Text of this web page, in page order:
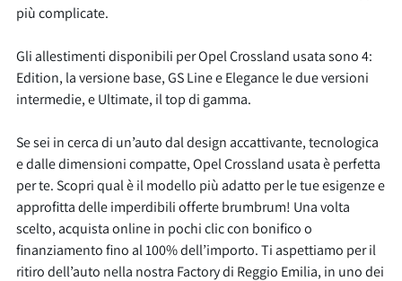
più complicate.
Gli allestimenti disponibili per Opel Crossland usata sono 4:
Edition, la versione base, GS Line e Elegance le due versioni
intermedie, e Ultimate, il top di gamma.
Se sei in cerca di un’auto dal design accattivante, tecnologica
e dalle dimensioni compatte, Opel Crossland usata è perfetta
per te. Scopri qual è il modello più adatto per le tue esigenze e
approfitta delle imperdibili offerte brumbrum! Una volta
scelto, acquista online in pochi clic con bonifico o
finanziamento fino al 100% dell’importo. Ti aspettiamo per il
ritiro dell’auto nella nostra Factory di Reggio Emilia, in uno dei